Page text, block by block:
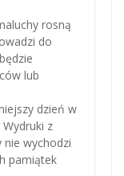
rosną
do
lub
dzień w
z
nie wychodzi
pamiątek